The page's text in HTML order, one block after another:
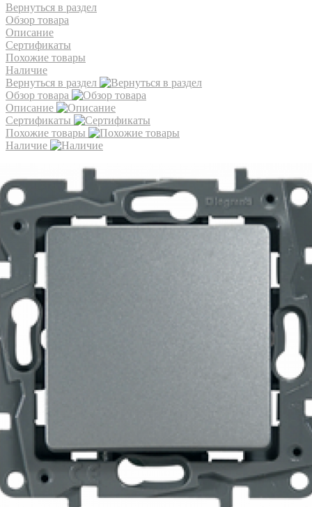
Вернуться в раздел
Обзор товара
Описание
Сертификаты
Похожие товары
Наличие
Вернуться в раздел
Обзор товара
Описание
Сертификаты
Похожие товары
Наличие